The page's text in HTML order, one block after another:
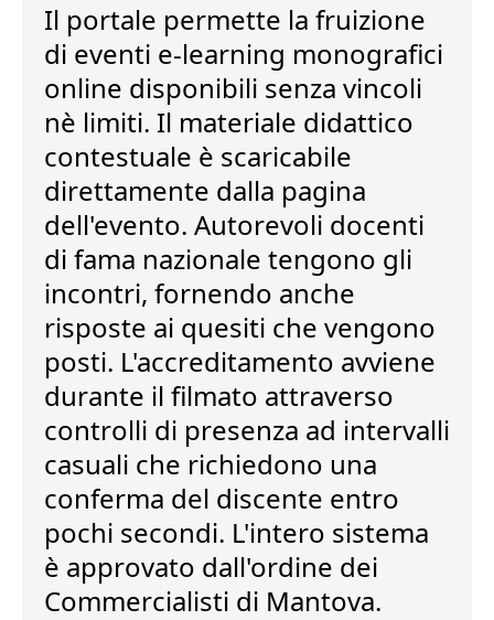
Il portale permette la fruizione
di eventi e-learning monografici
online disponibili senza vincoli
nè limiti. Il materiale didattico
contestuale è scaricabile
direttamente dalla pagina
dell'evento. Autorevoli docenti
di fama nazionale tengono gli
incontri, fornendo anche
risposte ai quesiti che vengono
posti. L'accreditamento avviene
durante il filmato attraverso
controlli di presenza ad intervalli
casuali che richiedono una
conferma del discente entro
pochi secondi. L'intero sistema
è approvato dall'ordine dei
Commercialisti di Mantova.